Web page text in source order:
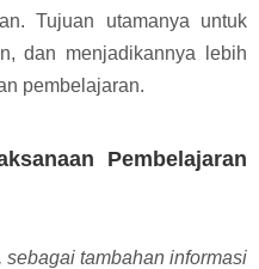
Tujuan utamanya untuk
dan menjadikannya lebih
pembelajaran.
Pembelajaran
tambahan informasi